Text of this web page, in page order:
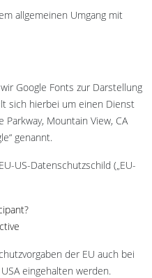
allgemeinen Umgang mit
Google Fonts zur Darstellung
sich hierbei um einen Dienst
Mountain View, CA
genannt.
US-Datenschutzschild („EU-
der EU auch bei
eingehalten werden.